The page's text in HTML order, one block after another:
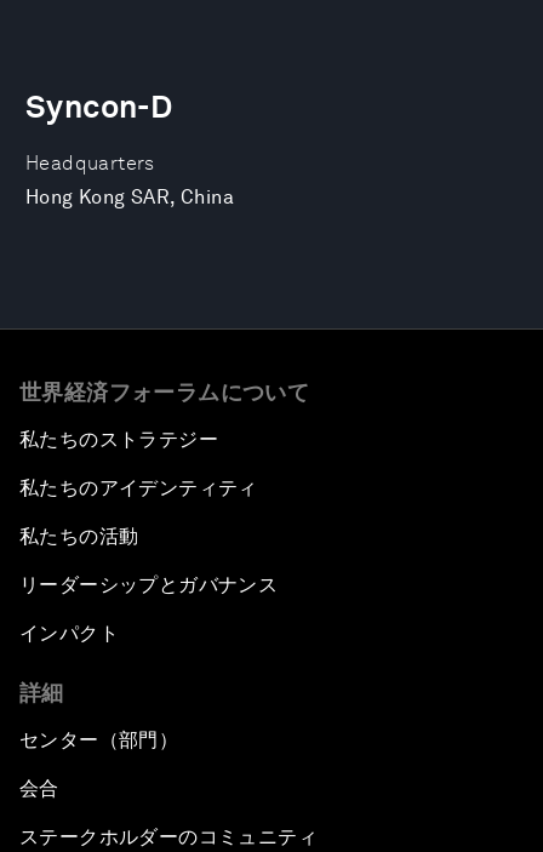
Headquarters
Hong Kong SAR, China
Syncon-D
世界経済フォーラムについて
私たちのストラテジー
私たちのアイデンティティ
私たちの活動
リーダーシップとガバナンス
インパクト
詳細
センター（部門）
会合
ステークホルダーのコミュニティ